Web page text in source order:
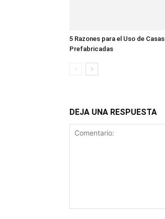
5 Razones para el Uso de Casas
Prefabricadas
DEJA UNA RESPUESTA